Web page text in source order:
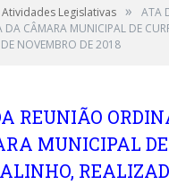
Atividades Legislativas »
ATA
DA CÂMARA MUNICIPAL DE
NOVEMBRO DE 2018
REUNIÃO
MUNICIPAL DE